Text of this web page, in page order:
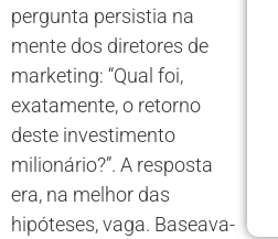
pergunta persistia na
mente dos diretores de
marketing: “Qual foi,
exatamente, o retorno
deste investimento
milionário?”. A resposta
era, na melhor das
hipóteses, vaga. Baseava-